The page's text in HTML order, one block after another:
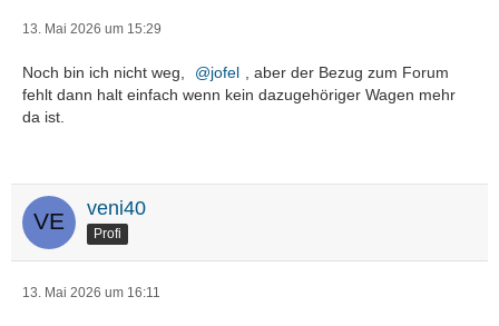
13. Mai 2026 um 15:29
Noch bin ich nicht weg, jofel
, aber der Bezug zum Forum
fehlt dann halt einfach wenn kein dazugehöriger Wagen mehr
da ist.
veni40
Profi
13. Mai 2026 um 16:11